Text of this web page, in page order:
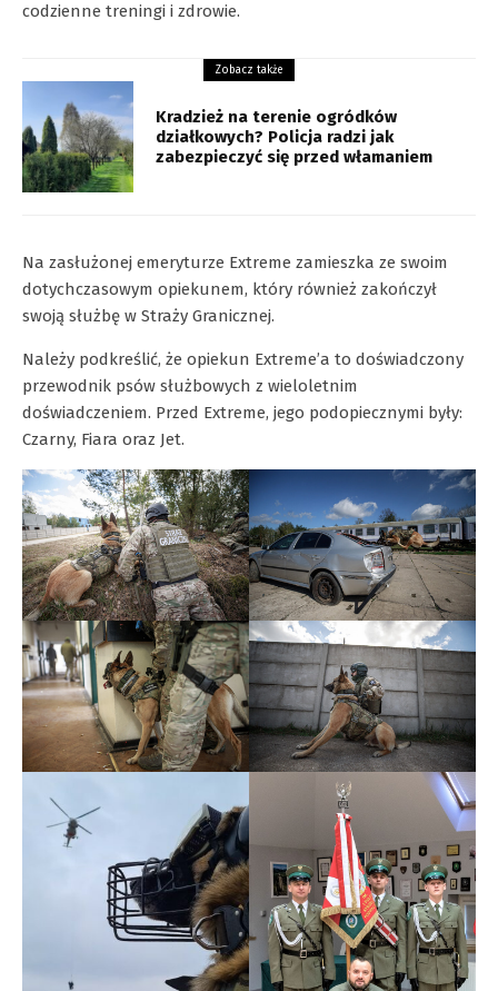
codzienne treningi i zdrowie.
Zobacz także
Kradzież na terenie ogródków
działkowych? Policja radzi jak
zabezpieczyć się przed włamaniem
Na zasłużonej emeryturze Extreme zamieszka ze swoim
dotychczasowym opiekunem, który również zakończył
swoją służbę w Straży Granicznej.
Należy podkreślić, że opiekun Extreme’a to doświadczony
przewodnik psów służbowych z wieloletnim
doświadczeniem. Przed Extreme, jego podopiecznymi były:
Czarny, Fiara oraz Jet.